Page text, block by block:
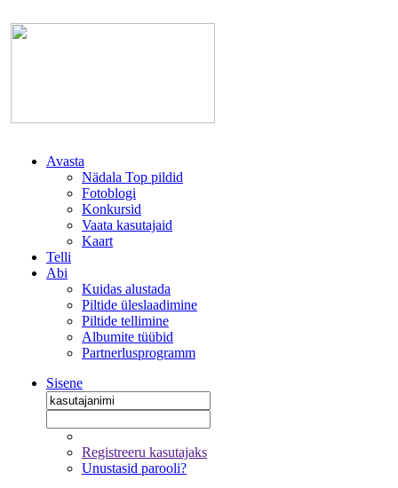
Avasta
Nädala Top pildid
Fotoblogi
Konkursid
Vaata kasutajaid
Kaart
Telli
Abi
Kuidas alustada
Piltide üleslaadimine
Piltide tellimine
Albumite tüübid
Partnerlusprogramm
Sisene
Registreeru kasutajaks
Unustasid parooli?